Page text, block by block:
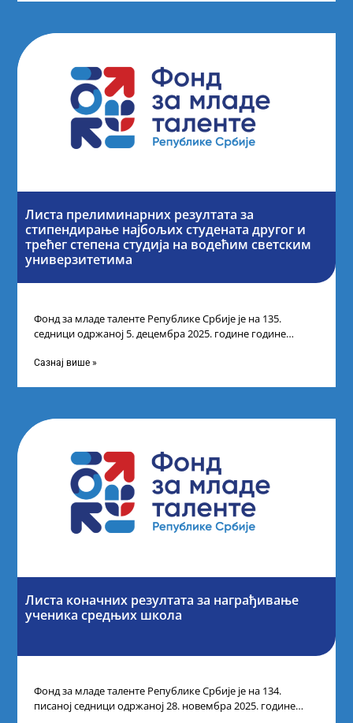
Листа прелиминарних резултата за
стипендирање најбољих студената другог и
трећег степена студија на водећим светским
универзитетима
Фонд за младе таленте Републике Србије је на 135.
седници одржаној 5. децембра 2025. године године
Сазнај више »
Листа коначних резултата за награђивање
ученика средњих школа
Фонд за младе таленте Републике Србије је на 134.
писаној седници одржаној 28. новембра 2025. године